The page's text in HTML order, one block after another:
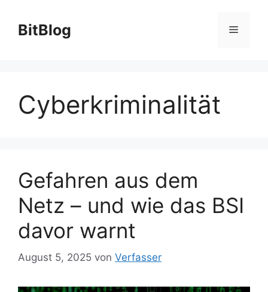
Inhalt
springen
BitBlog Menü
Cyberkriminalität
Gefahren aus dem
Netz – und wie das BSI
davor warnt
August 5, 2025 von Verfasser